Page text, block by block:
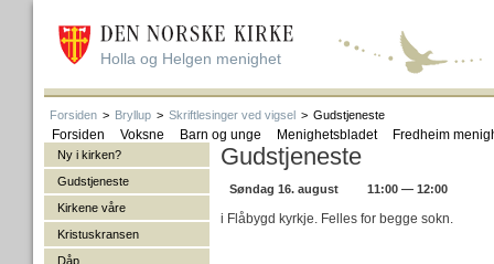
Holla og Helgen menighet
Forsiden > Bryllup > Skriftlesinger ved vigsel > Gudstjeneste
Forsiden Voksne Barn og unge Menighetsbladet Fredheim
Ny i kirken?
Gudstjeneste
Kirkene våre
Kristuskransen
Dåp
Gudstjeneste
Søndag 16. august 11:00 — 12:00
i Flåbygd kyrkje. Felles for begge sokn.